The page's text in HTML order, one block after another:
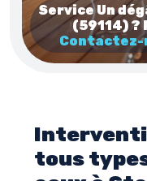
Service Un
(59114) ?
Contactez-
tous